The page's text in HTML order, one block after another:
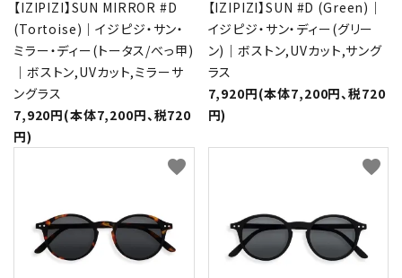
【IZIPIZI】SUN MIRROR #D
(Tortoise)｜イジピジ・サン・
ミラー・ディー(トータス/べっ甲)
｜ボストン,UVカット,ミラーサ
ングラス
7,920円(本体7,200円、税720
円)
【IZIPIZI】SUN #D (Green)｜
イジピジ・サン・ディー(グリー
ン)｜ボストン,UVカット,サング
ラス
7,920円(本体7,200円、税720
円)
favorite favorite